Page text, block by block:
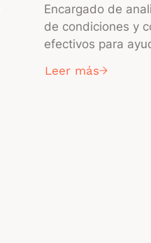
Encargado de
de condiciones y
efectivos para
negocios es un
Leer más